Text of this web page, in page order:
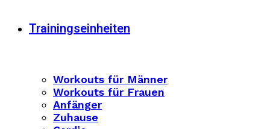
Trainingseinheiten
Workouts für Männer
Workouts für Frauen
Anfänger
Zuhause